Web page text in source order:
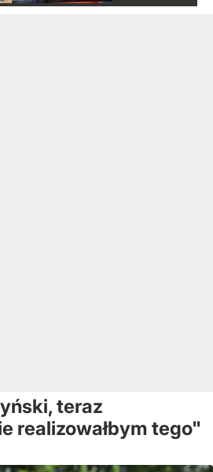
teraz
realizowałbym tego"